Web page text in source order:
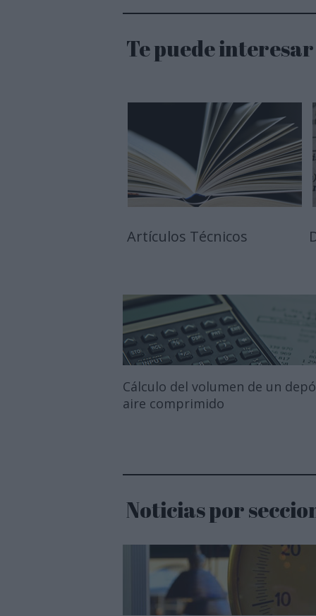
Te puede interesar
Artículos Técnicos
Cálculo del volumen de un
aire comprimido
Noticias por